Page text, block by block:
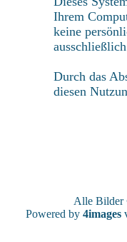
Ihrem
keine
Durch das
diesen
Alle
Powered by 4images